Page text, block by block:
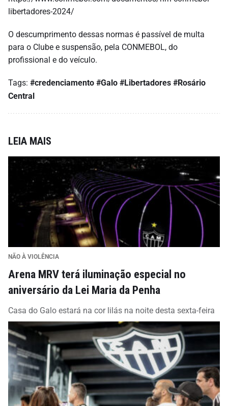
libertadores-2024/
O descumprimento dessas normas é passível de multa
para o Clube e suspensão, pela CONMEBOL, do
profissional e do veículo.
Tags: #credenciamento #Galo #Libertadores #Rosário
Central
LEIA MAIS
NÃO À VIOLÊNCIA
Arena MRV terá iluminação especial no
aniversário da Lei Maria da Penha
Casa do Galo estará na cor lilás na noite desta sexta-feira